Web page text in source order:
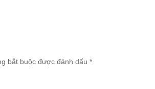
bắt buộc được đánh dấu *